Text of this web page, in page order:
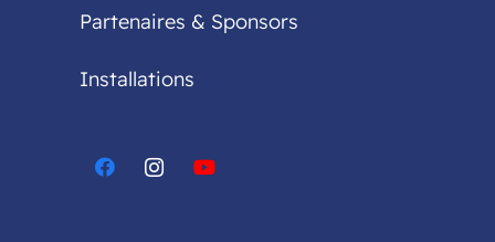
Partenaires & Sponsors
Installations